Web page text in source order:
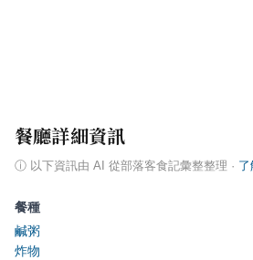
餐廳詳細資訊
ⓘ 以下資訊由 AI 從部落客食記彙整整理 · 了
餐種
鹹粥
炸物